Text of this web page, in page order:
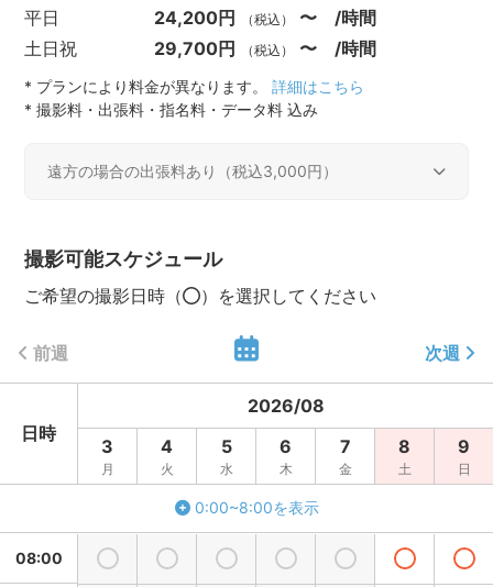
平日 24,200円 （税込）
〜 /時間
土日祝
29,700円 （税込） 〜 /時間
* プランにより料金が異なります。詳細はこちら
* 撮影料・出張料・指名料・データ料 込み
遠方の場合の出張料あり（税込3,000円）
活動エリア内
0円（税込）
活動エリア外
3,000円（税込）
撮影可能スケジュール
ご希望の撮影日時（ ）を選択してください
前週 次週
日時
2026/08
3
月
4
火
5
水
6
木
7
金
8
土
9
日
0:00~8:00を表示
08:00